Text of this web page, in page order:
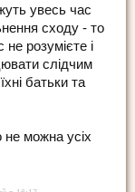
увесь час
сходу - то
розумієте і
слідчим
батьки та
можна усіх